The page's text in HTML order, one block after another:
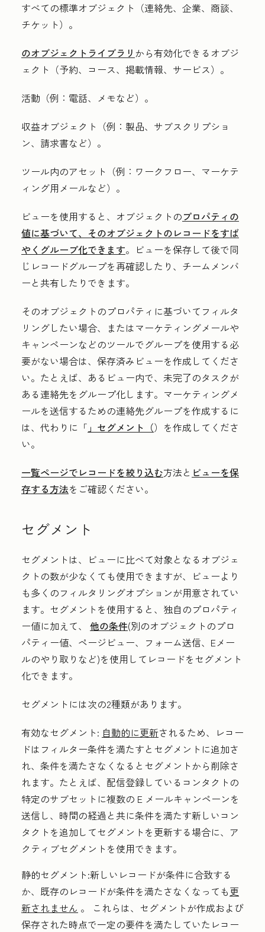
すべての標準オブジェクト（連絡先、企業、商談、
チケット）。
のオブジェクトライブラリ から有効化できるオブジ
ェクト（予約、コース、掲載情報、サービス）。
活動（例：電話、メモなど）。
収益オブジェクト（例：製品、サブスクリプショ
ン、請求書など）。
ツール内のアセット（例：ワークフロー、マーケテ
ィング用メールなど）。
ビューを使用すると、オブジェクトのプロパティの
値に基づいて、そのオブジェクトのレコードをすば
やくグループ化できます。ビューを保存して後で同
じレコードグループを再確認したり、チームメンバ
ーと共有したりできます。
そのオブジェクトのプロパティに基づいてフィルタ
リングしたい場合、またはマーケティングメールや
キャンペーンなどのツールでグループを使用する必
要がない場合は、保存済みビューを作成してくださ
い。たとえば、あるビュー内で、未完了のタスクが
ある連絡先をグループ化します。マーケティングメ
ールを送信するための連絡先グループを作成するに
は、代わりに「 」セグメント（）を作成してくださ
い。
一覧ページでレコードを絞り込む方法と ビューを保
存する方法をご確認ください。
セグメント
セグメントは、ビューに比べて対象となるオブジェ
クトの数が少なくても使用できますが、ビューより
も多くのフィルタリングオプションが用意されてい
ます。セグメントを使用すると、独自のプロパティ
ー値に加えて、 他の条件(別のオブジェクトのプロ
パティー値、ページビュー、フォーム送信、Eメー
ルのやり取りなど)を使用してレコードをセグメント
化できます。
セグメントには次の2種類があります。
有効なセグメント: 自動的に更新されるため、レコー
ドはフィルター条件を満たすとセグメントに追加さ
れ、条件を満たさなくなるとセグメントから削除さ
れます。たとえば、配信登録しているコンタクトの
特定のサブセットに複数の E メールキャンペーンを
送信し、時間の経過と共に条件を満たす新しいコン
タクトを追加してセグメントを更新する場合に、ア
クティブセグメントを使用できます。
静的セグメント:新しいレコードが条件に合致する
か、既存のレコードが条件を満たさなくなっても更
新されません 。 これらは、セグメントが作成および
保存された時点で一定の要件を満たしていたレコー